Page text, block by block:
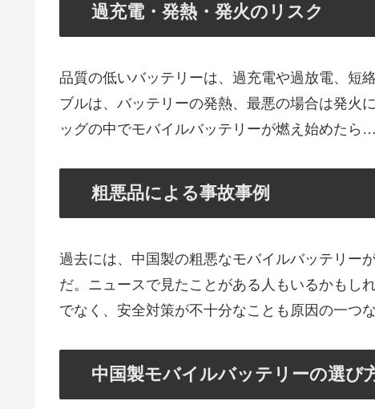
過充電・発熱・発火のリスク
品質の低いバッテリーは、過充電や過放電、短
ブルは、バッテリーの発熱、最悪の場合は発火
ッグの中でモバイルバッテリーが燃え始めたら…
粗悪品による事故事例
過去には、中国製の粗悪なモバイルバッテリー
だ。ニュースで見たことがある人もいるかもし
でなく、安全対策が不十分なことも原因の一つな
中国製モバイルバッテリーの選び